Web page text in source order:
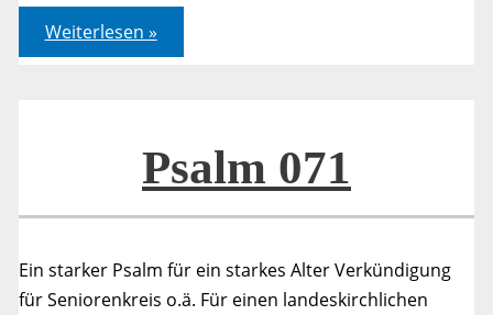
Epheser
6,10-
20
Weiterlesen »
Psalm 071
Ein starker Psalm für ein starkes Alter Verkündigung
für Seniorenkreis o.ä. Für einen landeskirchlichen